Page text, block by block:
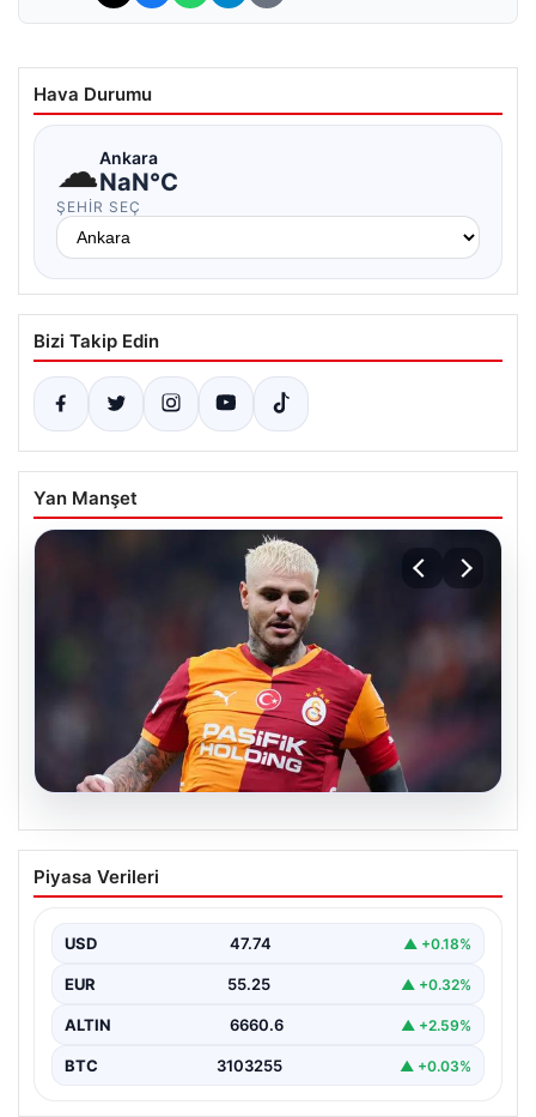
Hava Durumu
☁Ankara
NaN°C
ŞEHIR SEÇ
Bizi Takip Edin
Yan Manşet
07.08.2026
Mauro Icardi ile Galatasaray arasındaki
aşk tamamen bitti!
Piyasa Verileri
USD 47.74 ▲ +0.18%
EUR 55.25 ▲ +0.32%
ALTIN 6660.6 ▲ +2.59%
BTC 3103255 ▲ +0.03%